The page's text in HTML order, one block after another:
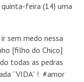
feira (14) uma
sem medo nessa
[filho do Chico]
todas as pedras
“VIDA” ! #amor